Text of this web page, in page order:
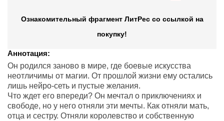
Ознакомительный фрагмент ЛитРес со ссылкой на
покупку!
Аннотация:
Он родился заново в мире, где боевые искусства
неотличимы от магии. От прошлой жизни ему остались
лишь нейро-сеть и пустые желания.
Что ждет его впереди? Он мечтал о приключениях и
свободе, но у него отняли эти мечты. Как отняли мать,
отца и сестру. Отняли королевство и собственную